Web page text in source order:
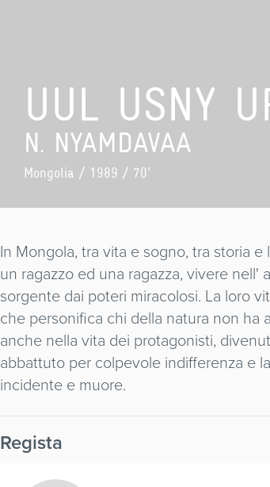
UUL USNY
N. NYAMDAVAA
Mongolia / 1989 / 70'
In Mongola, tra vita e sogno, tra storia
un ragazzo ed una ragazza, vivere
sorgente dai poteri miracolosi. La loro
che personifica chi della natura non ha
anche nella vita dei protagonisti,
abbattuto per colpevole indifferenza e
incidente e muore.
Regista